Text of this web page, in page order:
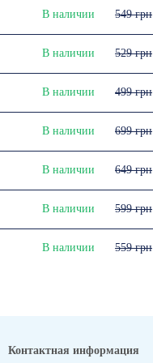
В наличии 549 грн
В наличии 529 грн
В наличии 499 грн
В наличии 699 грн
В наличии 649 грн
В наличии 599 грн
В наличии 559 грн
Контактная информация